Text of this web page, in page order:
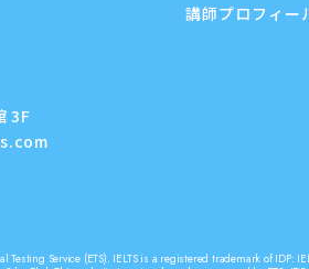
3F
講師プロフィー
Testing Service (ETS). IELTS is a registered trademark of